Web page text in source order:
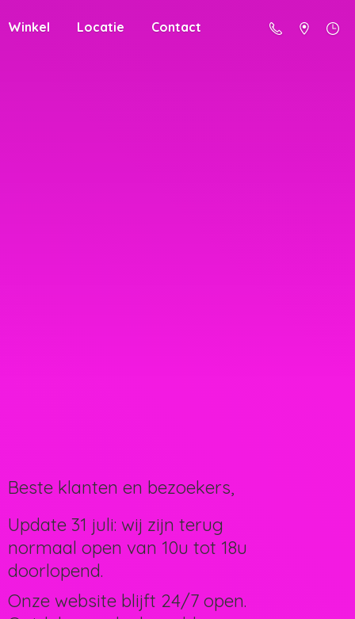
Winkel Locatie Contact
Beste klanten en bezoekers,
Update 31 juli: wij zijn terug
normaal open van 10u tot 18u
doorlopend.
Onze website blijft 24/7 open.